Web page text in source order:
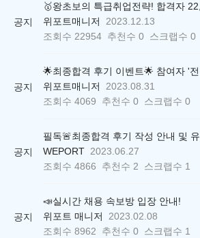
공지
위포트매니저
2023.12.13
조회수 22954 추천수 0 스크랩수 0
공지
위포트매니저
2023.08.31
조회수 4069 추천수 0 스크랩수 0
공지
WEPORT 2023.06.27
조회수 4866 추천수 2 스크랩수 1
공지
📣실시간 채용 속보방 입장 안내!
위포트 매니저
2023.02.08
조회수 8962 추천수 0 스크랩수 1